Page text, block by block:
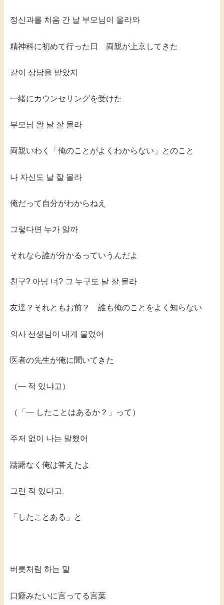
정신과를 처음 간 날 부모님이 올라와
精神科に初めて行った日 両親が上京してきた
같이 상담을 받았지
一緒にカウンセリングを受けた
부모님 왈 날 잘 몰라
両親いわく「俺のことがよくわからない」とのこと
나 자신도 날 잘 몰라
俺だって自分がわからねえ
그렇다면 누가 알까
それなら誰が分かるっていうんだよ
친구? 아님 너? 그 누구도 날 잘 몰라
友達？それともお前？ 誰も俺のことをよく知らない
의사 선생님이 내게 물었어
医者の先生が俺に聞いてきた
（— 적 있냐고）
（「— したことはあるか？」って）
주저 없이 나는 말했어
躊躇なく俺は答えたよ
그런 적 있다고.
「したことある」と
버릇처럼 하는 말
口癖みたいに言ってる言葉